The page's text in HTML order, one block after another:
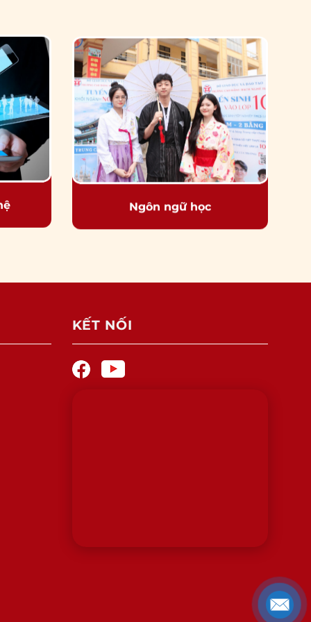
Ngôn ngữ học
KẾT NỐI